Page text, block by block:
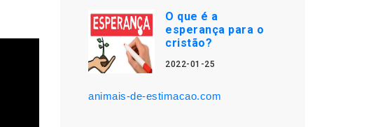
O que é a
esperança para o
cristão?
2022-01-25
animais-de-estimacao.com